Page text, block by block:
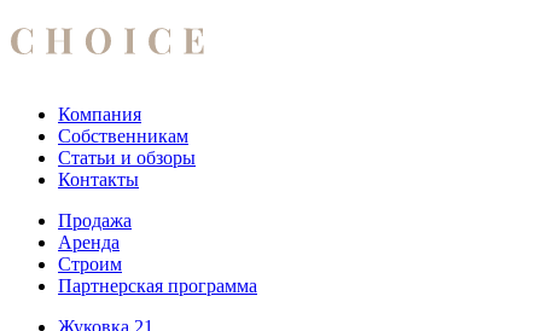
Компания
Собственникам
Статьи и обзоры
Контакты
Продажа
Аренда
Строим
Партнерская программа
Жуковка 21